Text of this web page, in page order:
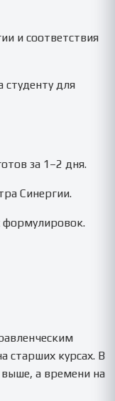
и соответствия
студенту для
за 1–2 дня.
Синергии.
формулировок.
старших курсах. В
а времени на